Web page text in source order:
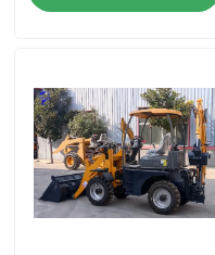
O nas
Kontrola jakości
Skontaktuj się z nami